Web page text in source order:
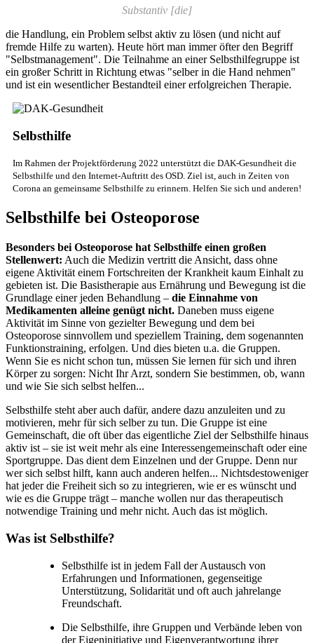
Substantiv [die]
die Handlung, ein Problem selbst aktiv zu lösen (und nicht auf
fremde Hilfe zu warten). Heute hört man immer öfter den Begriff
"Selbstmanagement". Die Teilnahme an einer Selbsthilfegruppe ist
ein großer Schritt in Richtung etwas "selber in die Hand nehmen"
und ist ein wesentlicher Bestandteil einer erfolgreichen Therapie.
Selbsthilfe
Im Rahmen der Projektförderung 2022 unterstützt die DAK-Gesundheit die
Selbsthilfe und den Internet-Auftritt des OSD. Ziel ist, auch in Zeiten von
Corona an gemeinsame Selbsthilfe zu erinnern. Helfen Sie sich und anderen!
Selbsthilfe bei Osteoporose
Besonders bei Osteoporose hat Selbsthilfe einen großen
Stellenwert: Auch die Medizin vertritt die Ansicht, dass ohne
eigene Aktivität einem Fortschreiten der Krankheit kaum Einhalt zu
gebieten ist. Die Basistherapie aus Ernährung und Bewegung ist die
Grundlage einer jeden Behandlung – die Einnahme von
Medikamenten alleine genügt nicht. Daneben muss eigene
Aktivität im Sinne von gezielter Bewegung und dem bei
Osteoporose sinnvollem und speziellem Training, dem sogenannten
Funktionstraining, erfolgen. Und dies bieten u.a. die Gruppen.
Wenn Sie es nicht schon tun, müssen Sie lernen für sich und ihren
Körper zu sorgen: Nicht Ihr Arzt, sondern Sie bestimmen, ob, wann
und wie Sie sich selbst helfen...
Selbsthilfe steht aber auch dafür, andere dazu anzuleiten und zu
motivieren, mehr für sich selber zu tun. Die Gruppe ist eine
Gemeinschaft, die oft über das eigentliche Ziel der Selbsthilfe hinaus
aktiv ist – sie ist weit mehr als eine Interessengemeinschaft oder eine
Sportgruppe. Das dient dem Einzelnen und der Gruppe. Denn nur
wer sich selbst hilft, kann auch anderen helfen... Nichtsdestoweniger
hat jeder die Freiheit sich so zu integrieren, wie er es wünscht und
wie es die Gruppe trägt – manche wollen nur das therapeutisch
notwendige Training und mehr nicht. Auch das ist möglich.
Was ist Selbsthilfe?
Selbsthilfe ist in jedem Fall der Austausch von
Erfahrungen und Informationen, gegenseitige
Unterstützung, Solidarität und oft auch jahrelange
Freundschaft.
Die Selbsthilfe, ihre Gruppen und Verbände leben von
der Eigeninitiative und Eigenverantwortung ihrer